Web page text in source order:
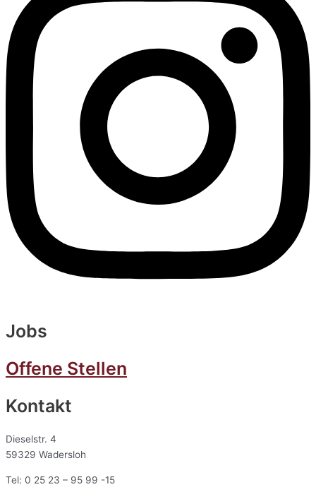
Jobs
Offene Stellen
Kontakt
Dieselstr. 4
59329 Wadersloh
Tel: 0 25 23 – 95 99 -15